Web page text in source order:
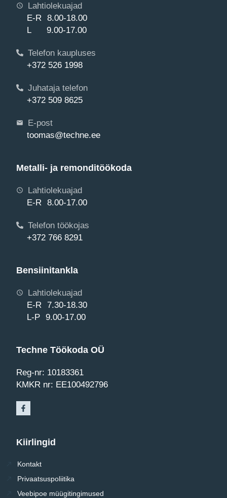
Lahtiolekuajad
E-R 8.00-18.00
L 9.00-17.00
Telefon kaupluses
+372 526 1998
Juhataja telefon
+372 509 8625
E-post
toomas@techne.ee
Metalli- ja remonditöökoda
Lahtiolekuajad
E-R 8.00-17.00
Telefon töökojas
+372 766 8291
Bensiinitankla
Lahtiolekuajad
E-R 7.30-18.30
L-P 9.00-17.00
Techne Töökoda OÜ
Reg-nr: 10183361
KMKR nr: EE100492796
Kiirlingid
Kontakt
Privaatsuspoliitika
Veebipoe müügitingimused